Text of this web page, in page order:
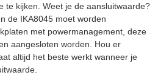
te kijken. Weet je de aansluitwaarde?
de IKA8045 moet worden
met powermanagement, deze
aangesloten worden. Hou er
altijd het beste werkt wanneer je